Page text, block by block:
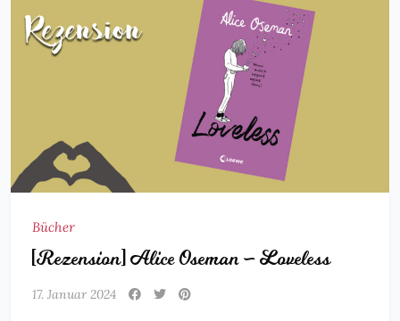
Bücher
[Rezension] Alice Oseman – Loveless
17. Januar 2024